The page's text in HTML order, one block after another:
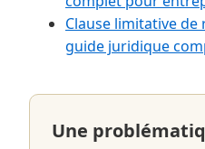
Clause limitative de
guide juridique
Une